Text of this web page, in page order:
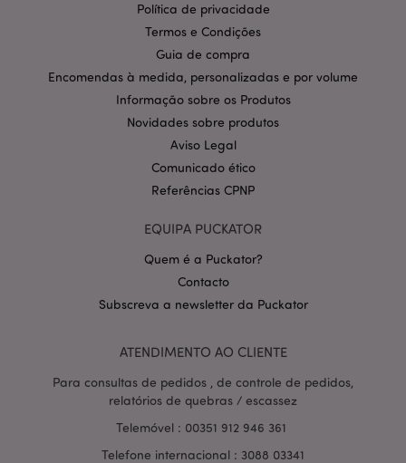
Política de privacidade
Termos e Condições
Guia de compra
Encomendas à medida, personalizadas e por volume
Informação sobre os Produtos
Novidades sobre produtos
Aviso Legal
Comunicado ético
Referências CPNP
EQUIPA PUCKATOR
Quem é a Puckator?
Contacto
Subscreva a newsletter da Puckator
ATENDIMENTO AO CLIENTE
Para consultas de pedidos , de controle de pedidos,
relatórios de quebras / escassez
Telemóvel : 00351 912 946 361
Telefone internacional : 3088 03341
CookieScriptConsent
mage-cache-storage-section-
PHPSESSID
PHP.net
Política de Privacidade da